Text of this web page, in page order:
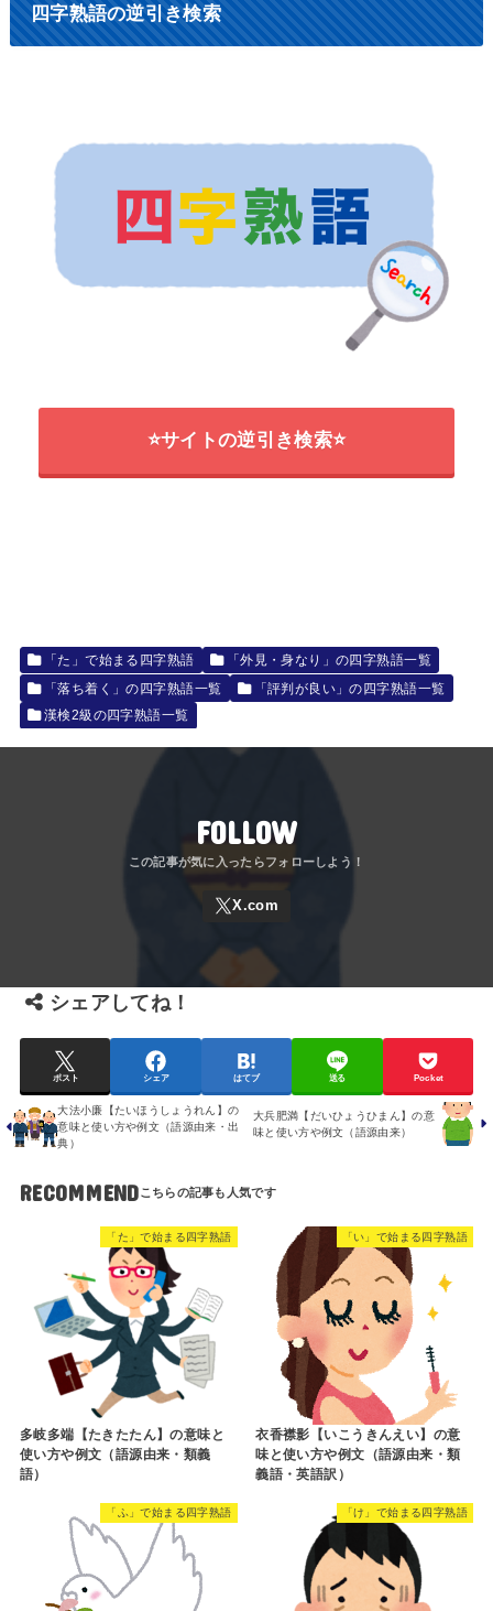
四字熟語の逆引き検索
⭐サイトの逆引き検索⭐
「た」で始まる四字熟語
「外見・身なり」の四字熟語一覧
「落ち着く」の四字熟語一覧
「評判が良い」の四字熟語一覧
漢検2級の四字熟語一覧
FOLLOW
シェアしてね！
ポスト シェア はてブ 送る Pocket
大法小廉【たいほうしょうれん】の
意味と使い方や例文（語源由来・出
典）
大兵肥満【だいひょうひまん】の意
味と使い方や例文（語源由来）
RECOMMEND
「た」で始まる四字熟語
多岐多端【たきたたん】の意味と
使い方や例文（語源由来・類義
語）
「い」で始まる四字熟語
衣香襟影【いこうきんえい】の意
味と使い方や例文（語源由来・類
義語・英語訳）
「ふ」で始まる四字熟語 「け」で始まる四字熟語